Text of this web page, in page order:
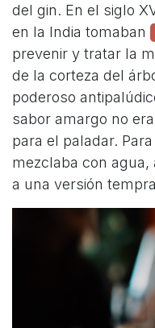
del gin. En el siglo
en la India tomaban
prevenir y tratar la
de la corteza del
poderoso
sabor amargo no
para el paladar.
mezclaba con agua,
a una versión